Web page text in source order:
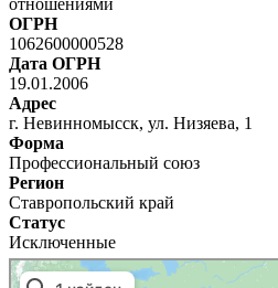
ОГРН
1062600000528
Дата ОГРН
19.01.2006
Адрес
г. Невинномысск, ул. Низяева, 1
Форма
Профессиональный союз
Регион
Ставропольский край
Статус
Исключенные